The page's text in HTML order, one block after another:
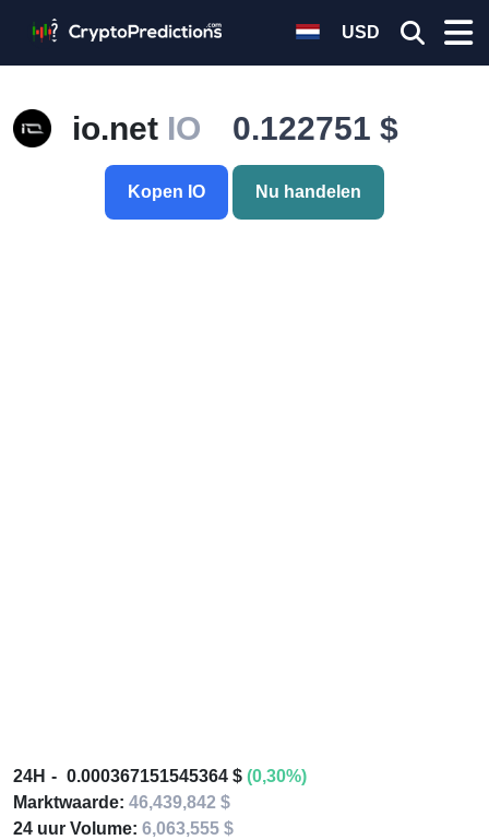
USD
io.net IO 0.122751 $
Kopen IO Nu handelen
24H 0.000367151545364 $ (0,30%)
Marktwaarde: 46,439,842 $
24 uur Volume: 6,063,555 $